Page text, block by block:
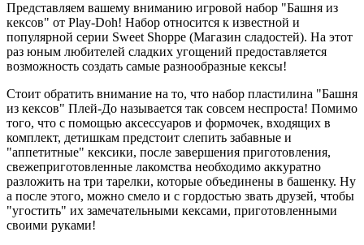
Представляем вашему вниманию игровой набор "Башня из
кексов" от Play-Doh! Набор относится к известной и
популярной серии Sweet Shoppe (Магазин сладостей). На этот
раз юным любителей сладких угощений предоставляется
возможность создать самые разнообразные кексы!
Стоит обратить внимание на то, что набор пластилина "Башня
из кексов" Плей-До называется так совсем неспроста! Помимо
того, что с помощью аксессуаров и формочек, входящих в
комплект, детишкам предстоит слепить забавные и
"аппетитные" кексики, после завершения приготовления,
свежеприготовленные лакомства необходимо аккуратно
разложить на три тарелки, которые объединены в башенку. Ну
а после этого, можно смело и с гордостью звать друзей, чтобы
"угостить" их замечательными кексами, приготовленными
своими руками!